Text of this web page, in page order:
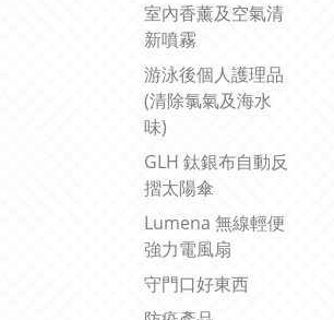
室內香薰及空氣清
新噴霧
游泳後個人護理品
(清除氯氣及海水
味)
GLH 鈦銀布自動反
摺太陽傘
Lumena 無線輕便
強力電風扇
守門口好東西